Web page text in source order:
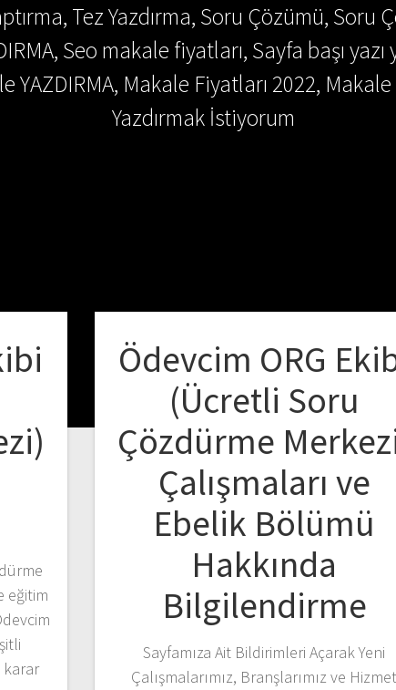
Tez Yazdırma, Soru Çözümü, Soru
Seo makale fiyatları, Sayfa başı
YAZDIRMA, Makale Fiyatları 2022,
Yazdırmak İstiyorum
eğitim
Ödevcim ORG
(Ücretli Soru
Çözdürme
Çalışmaları ve
Ebelik Bölümü
Hakkında
Bilgilendirme
Sayfamıza Ait Bildirimleri Açarak Yeni
Çalışmalarımız, Branşlarımız ve Hizmet